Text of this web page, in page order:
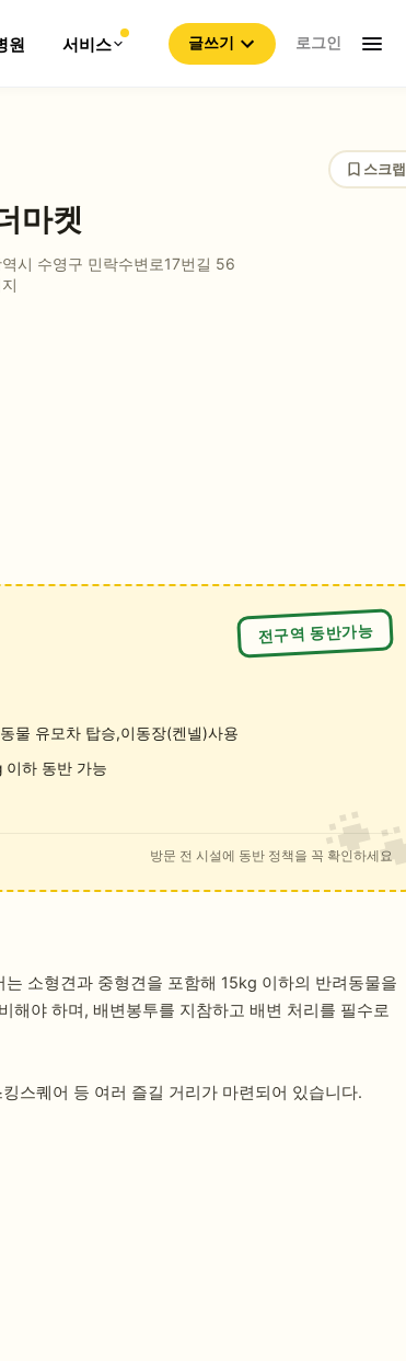
원 서비스 글쓰기 로그인
스크랩
마켓
시 수영구 민락수변로17번길 56
전구역 동반가능
물 유모차 탑승,이동장(켄넬)사용
이하 동반 가능
방문 전 시설에 동반 정책을 꼭 확인하세요
소형견과 중형견을 포함해 15kg 이하의 반려동물을
해야 하며, 배변봉투를 지참하고 배변 처리를 필수로
스퀘어 등 여러 즐길 거리가 마련되어 있습니다.